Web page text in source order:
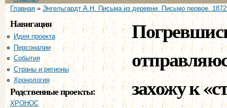
Главное меню
Вы здесь
Главная» Энгельгардт А.Н. Письма из деревни. Письмо первое. 1872
Навигация
Идея проекта
Персоналии
События
Страны и регионы
Хронология
Родственные проекты:
ХРОНОС
захожу к